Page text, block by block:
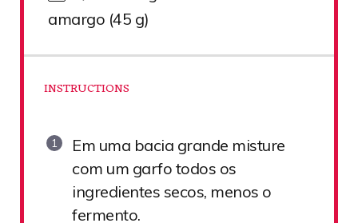
amargo (45 g)
INSTRUCTIONS
Em uma bacia grande misture
com um garfo todos os
ingredientes secos, menos o
fermento.